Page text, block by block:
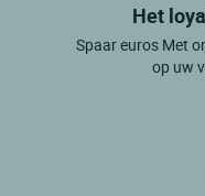
Het
Spaar euros Met
op uw